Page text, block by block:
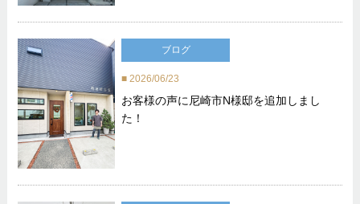
ブログ
2026/06/23
お客様の声に尼崎市N様邸を追加しまし
た！